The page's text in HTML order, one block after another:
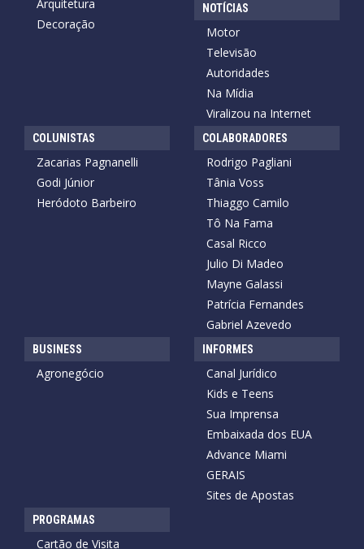
Arquitetura
Decoração
NOTÍCIAS
Motor
Televisão
Autoridades
Na Mídia
Viralizou na Internet
COLUNISTAS
Zacarias Pagnanelli
Godi Júnior
Heródoto Barbeiro
COLABORADORES
Rodrigo Pagliani
Tânia Voss
Thiaggo Camilo
Tô Na Fama
Casal Ricco
Julio Di Madeo
Mayne Galassi
Patrícia Fernandes
Gabriel Azevedo
BUSINESS
Agronegócio
INFORMES
Canal Jurídico
Kids e Teens
Sua Imprensa
Embaixada dos EUA
Advance Miami
GERAIS
Sites de Apostas
PROGRAMAS
Cartão de Visita